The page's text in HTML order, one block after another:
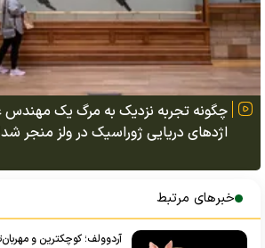
چگونه تجربه نزدیک به مرگ یک
اژد‌های دریایی ژوراسیک در ولز منجر
خبرهای مرتبط
آردوولف؛ کوچکترین و